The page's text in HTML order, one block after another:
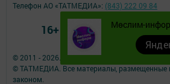
Мөслим-
© 2011 - 2026. Мослим (Муслюмово). Все
© ТАТМЕДИА. Все материалы, размещенные
законом.
Телефон АО «ТАТМЕДИА»: (843) 222 09 84
16+